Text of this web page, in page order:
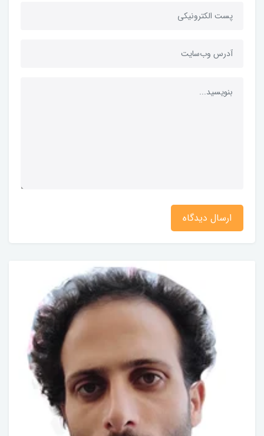
ارسال دیدگاه